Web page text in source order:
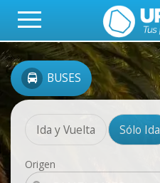
BUSES
Ida y Vuelta Sólo Ida
Origen